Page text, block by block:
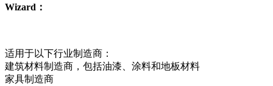
Wizard：
适用于以下行业制造商：
建筑材料制造商，包括油漆、涂料和地板材料
家具制造商